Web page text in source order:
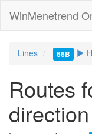
WinMenetrend
Lines 66B
Routes